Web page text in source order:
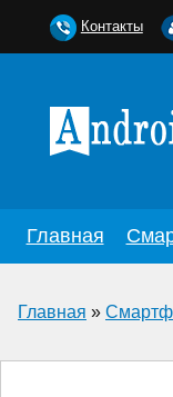
Главная
Главная »
Контакты